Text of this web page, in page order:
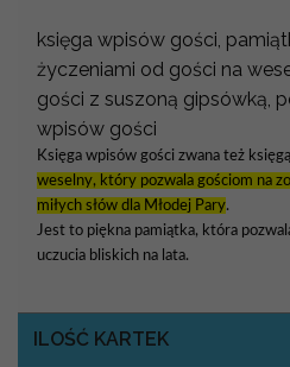
księga wpisów gości,
życzeniami od gości na
gości z suszoną gipsówką,
wpisów gości
Księga wpisów gości zwana też
weselny, który pozwala gościom na
miłych słów dla Młodej Pary.
Jest to piękna pamiątka, która
uczucia bliskich na lata.
ILOŚĆ KARTEK